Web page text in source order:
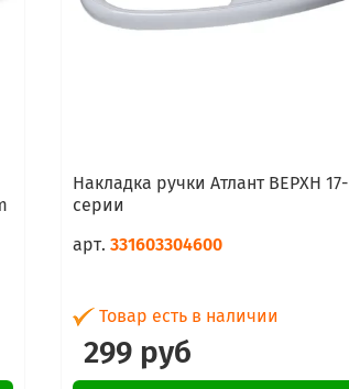
Накладка ручки Атлант ВЕРХН 17-
серии
арт.331603304600
Товар есть в наличии
299 руб